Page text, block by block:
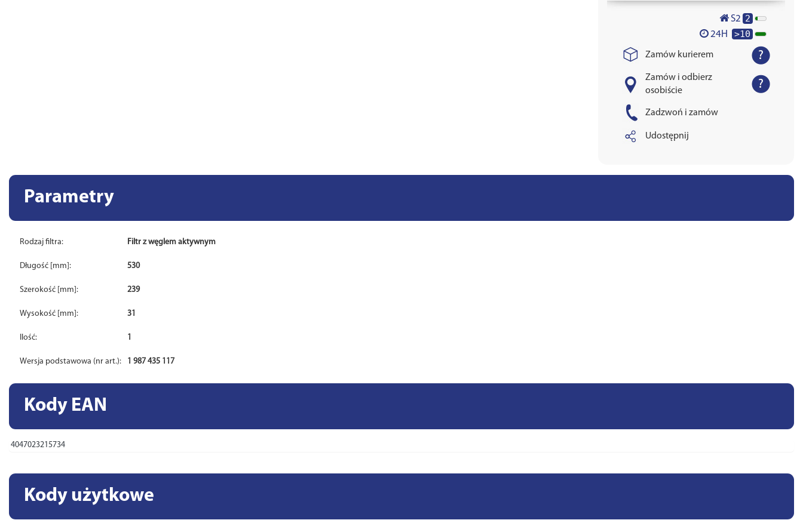
S2 2
24H >10
Zamów kurierem
Zamów i odbierz
osobiście
Zadzwoń i zamów
Udostępnij
Parametry
Rodzaj filtra: Filtr z węglem aktywnym
Długość [mm]: 530
Szerokość [mm]: 239
Wysokość [mm]: 31
Ilość: 1
Wersja podstawowa (nr art.): 1 987 435 117
Kody EAN
4047023215734
Kody użytkowe